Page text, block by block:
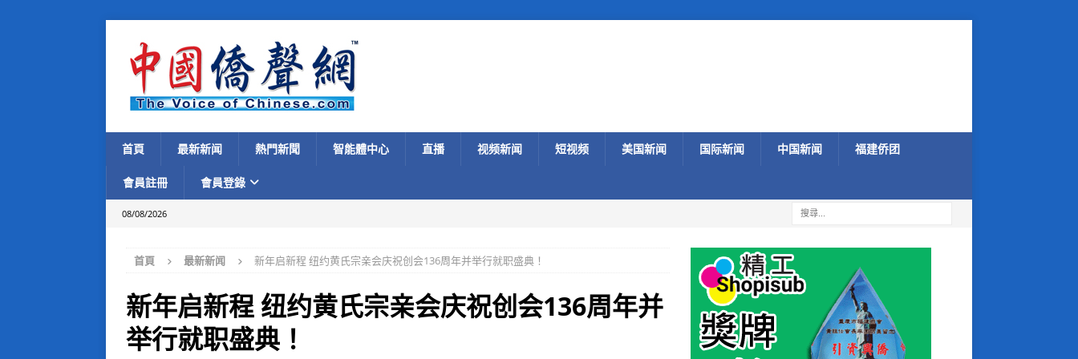
首頁 最新新闻 熱門新聞 智能體中心 直播 视频新闻 短视频 美国新闻 国际新闻 中国新闻 福建侨团
會員註冊 會員登錄
08/08/2026
首頁 最新新闻 新年启新程 纽约黄氏宗亲会庆祝创会136周年并举行就职盛典！
新年启新程 纽约黄氏宗亲会庆祝创会136周年并
举行就职盛典！